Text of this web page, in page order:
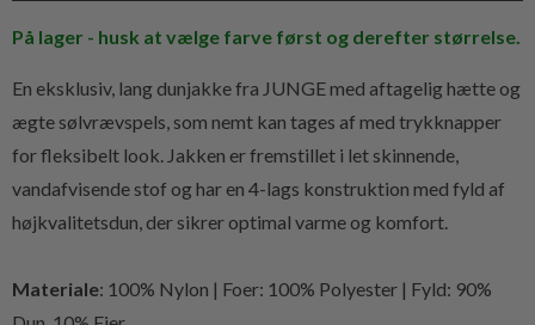
På lager - husk at vælge farve først og derefter størrelse.
En eksklusiv, lang dunjakke fra JUNGE med aftagelig hætte og
ægte sølvrævspels, som nemt kan tages af med trykknapper
for fleksibelt look. Jakken er fremstillet i let skinnende,
vandafvisende stof og har en 4-lags konstruktion med fyld af
højkvalitetsdun, der sikrer optimal varme og komfort.
Materiale: 100% Nylon | Foer: 100% Polyester | Fyld: 90%